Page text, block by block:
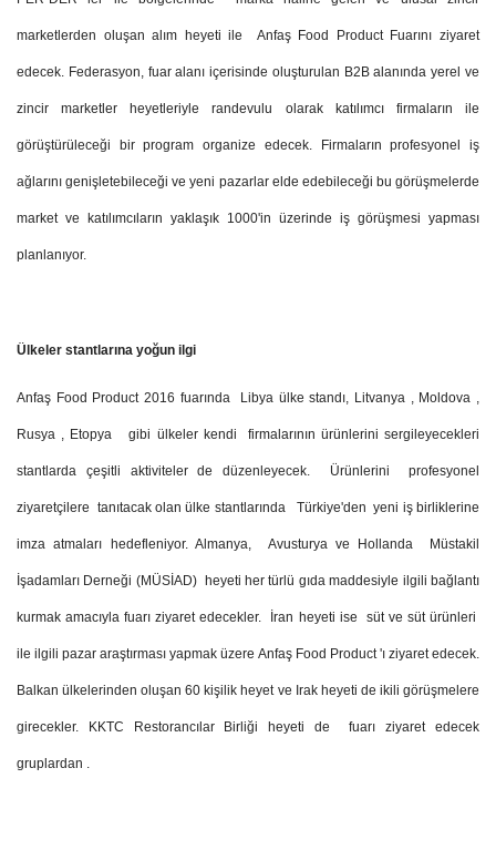
marketlerden oluşan alım heyeti ile Anfaş Food Product Fuarını ziyaret
edecek. Federasyon, fuar alanı içerisinde oluşturulan B2B alanında yerel ve
zincir marketler heyetleriyle randevulu olarak katılımcı firmaların ile
görüştürüleceği bir program organize edecek. Firmaların profesyonel iş
ağlarını genişletebileceği ve yeni pazarlar elde edebileceği bu görüşmelerde
market ve katılımcıların yaklaşık 1000'in üzerinde iş görüşmesi yapması
planlanıyor.
Ülkeler stantlarına yoğun ilgi
Anfaş Food Product 2016 fuarında Libya ülke standı, Litvanya , Moldova ,
Rusya , Etopya gibi ülkeler kendi firmalarının ürünlerini sergileyecekleri
stantlarda çeşitli aktiviteler de düzenleyecek. Ürünlerini profesyonel
ziyaretçilere tanıtacak olan ülke stantlarında Türkiye'den yeni iş birliklerine
imza atmaları hedefleniyor. Almanya, Avusturya ve Hollanda Müstakil
İşadamları Derneği (MÜSİAD) heyeti her türlü gıda maddesiyle ilgili bağlantı
kurmak amacıyla fuarı ziyaret edecekler. İran heyeti ise süt ve süt ürünleri
ile ilgili pazar araştırması yapmak üzere Anfaş Food Product 'ı ziyaret edecek.
Balkan ülkelerinden oluşan 60 kişilik heyet ve Irak heyeti de ikili görüşmelere
girecekler. KKTC Restorancılar Birliği heyeti de fuarı ziyaret edecek
gruplardan .